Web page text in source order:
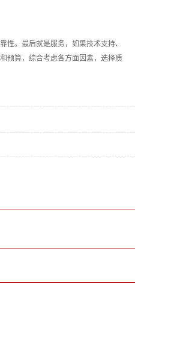
。最后就是服务，如果技术支持、
预算，综合考虑各方面因素，选择质